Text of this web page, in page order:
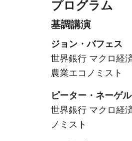
プログラム
基調講演
ジョン・バフェス
世界銀行 マクロ経
農業エコノミスト
ピーター・ネーゲル
世界銀行 マクロ経
ノミスト